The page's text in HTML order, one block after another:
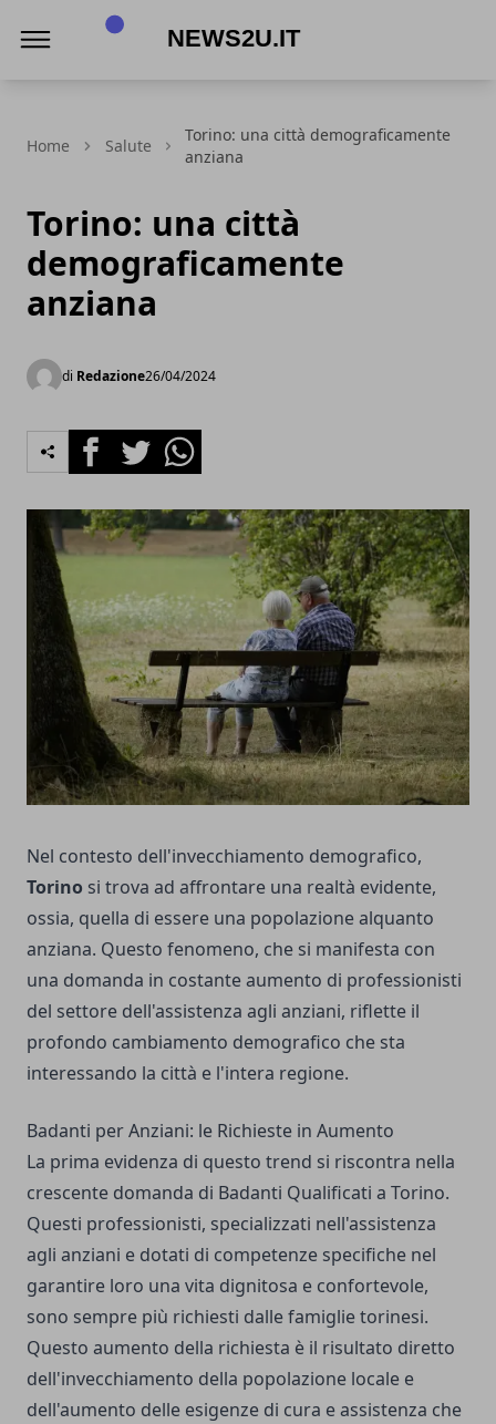
Home Salute
Torino: una città demograficamente
anziana
Torino: una città
demograficamente
anziana
di Redazione26/04/2024
FacebookTwitterWhatsapp
Nel contesto dell'invecchiamento demografico,
Torino si trova ad affrontare una realtà evidente,
ossia, quella di essere una popolazione alquanto
anziana. Questo fenomeno, che si manifesta con
una domanda in costante aumento di professionisti
del settore dell'assistenza agli anziani, riflette il
profondo cambiamento demografico che sta
interessando la città e l'intera regione.
Badanti per Anziani: le Richieste in Aumento
La prima evidenza di questo trend si riscontra nella
crescente domanda di Badanti Qualificati a Torino.
Questi professionisti, specializzati nell'assistenza
agli anziani e dotati di competenze specifiche nel
garantire loro una vita dignitosa e confortevole,
sono sempre più richiesti dalle famiglie torinesi.
Questo aumento della richiesta è il risultato diretto
dell'invecchiamento della popolazione locale e
dell'aumento delle esigenze di cura e assistenza che